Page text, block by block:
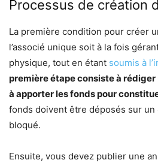
Processus de création
La première condition pour créer
l’associé unique soit à la fois
physique, tout en étant soumis à
première étape consiste à
à apporter les fonds pour
fonds doivent être déposés sur un
bloqué.
Ensuite, vous devez publier une